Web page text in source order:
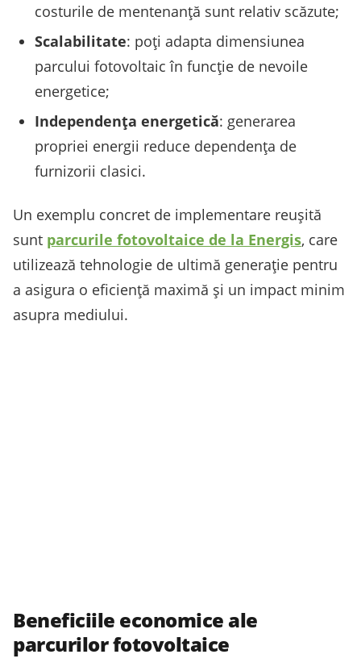
costurile de mentenanță sunt relativ scăzute;
Scalabilitate: poți adapta dimensiunea
parcului fotovoltaic în funcție de nevoile
energetice;
Independența energetică: generarea
propriei energii reduce dependența de
furnizorii clasici.
Un exemplu concret de implementare reușită
sunt parcurile fotovoltaice de la Energis, care
utilizează tehnologie de ultimă generație pentru
a asigura o eficiență maximă și un impact minim
asupra mediului.
Beneficiile economice ale
parcurilor fotovoltaice